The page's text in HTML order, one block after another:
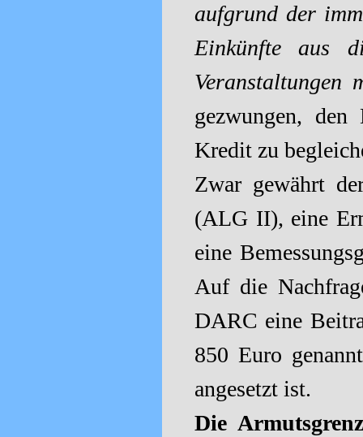
aufgrund der
Einkünfte aus
Veranstaltungen
gezwungen, den
Kredit zu
Zwar gewährt
(ALG II), eine
eine
Auf die
DARC eine
850 Euro
angesetzt ist.
Die